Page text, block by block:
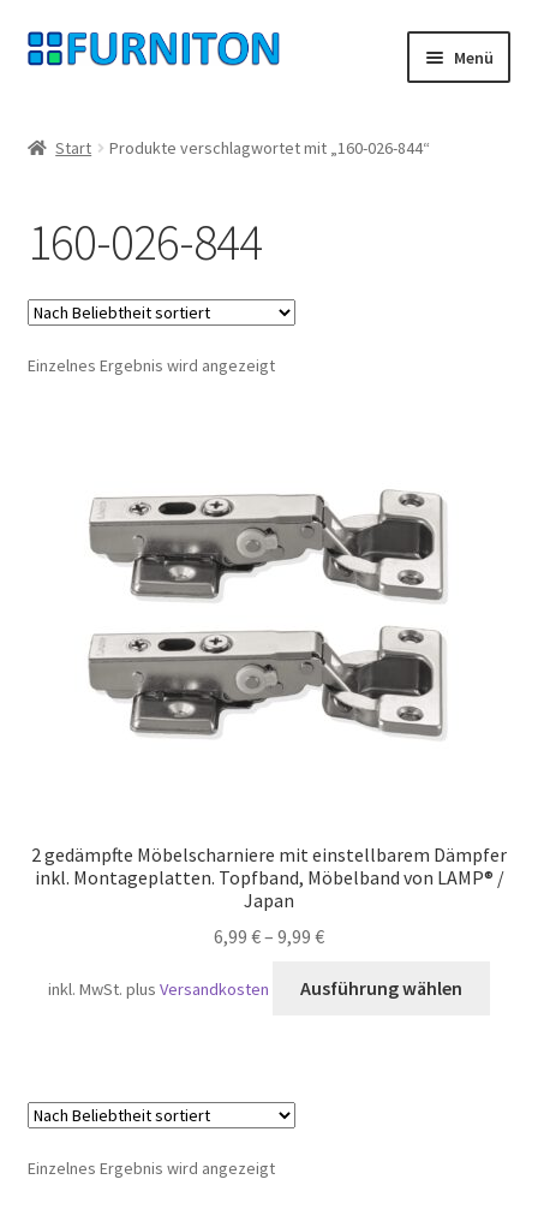
Zur
Navigation
Zum
Inhalt
Menü
Datenschutz
Widerrufsrecht
Kontakt
Start Produkte verschlagwortet mit „160-026-844“
160-026-844
Einzelnes Ergebnis wird angezeigt
2 gedämpfte Möbelscharniere mit einstellbarem Dämpfer
inkl. Montageplatten. Topfband, Möbelband von LAMP® /
Japan
6,99 €– 9,99 €
inkl. MwSt. plusVersandkosten Ausführung wählen
Einzelnes Ergebnis wird angezeigt